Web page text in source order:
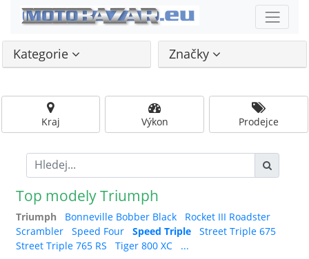
Kategorie Značky
Kraj Výkon Prodejce
Top modely Triumph
Triumph Bonneville Bobber Black
Rocket III Roadster
Scrambler
Speed Four Speed Triple
Street Triple 675
Street Triple 765 RS
Tiger 800 XC
...